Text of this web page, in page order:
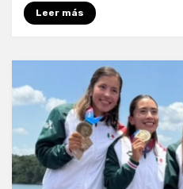
Leer más